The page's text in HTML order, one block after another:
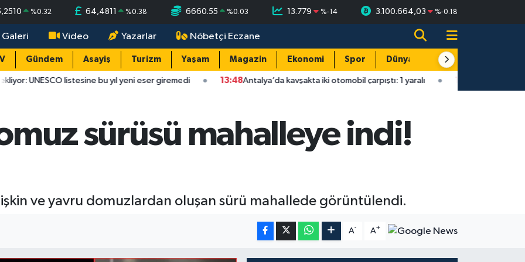
%0.32 64,4811 %0.38 6660.55 %0.03 13.779 %-14 3.100.664,03 %-0.18
Galeri Video Yazarlar Nöbetçi Eczane
Gündem Asayiş Turizm Yaşam Magazin Ekonomi Spor Dünya Resmi Reklamlar
listesine bu yıl yeni eser giremedi 13:48Antalya’da kavşakta iki otomobil çarpıştı: 1 yaralı 12:35 Antalya’da 27 yaşındaki
sürüsü mahalleye indi!
ve yavru domuzlardan oluşan sürü mahallede görüntülendi.
A- A+